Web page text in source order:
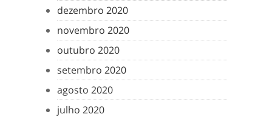
dezembro 2020
novembro 2020
outubro 2020
setembro 2020
agosto 2020
julho 2020